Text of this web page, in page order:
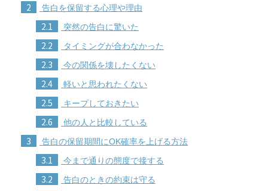
2 告白を保留する心理や理由
2.1 突然の告白に驚いた
2.2 タイミングが合わなかった
2.3 今の関係を壊したくない
2.4 軽いと思われたくない
2.5 キープしておきたい
2.6 他の人と比較している
3 告白の保留期間にOK確率を上げる方法
3.1 今まで通りの態度で接する
3.2 告白のときの約束は守る